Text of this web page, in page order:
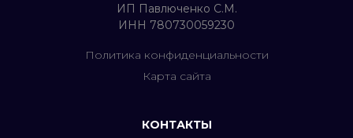
Политика конфиденциальности
КОНТАКТЫ
Карта сайта
ИП Павлюченко С.М.
ИНН 780730059230